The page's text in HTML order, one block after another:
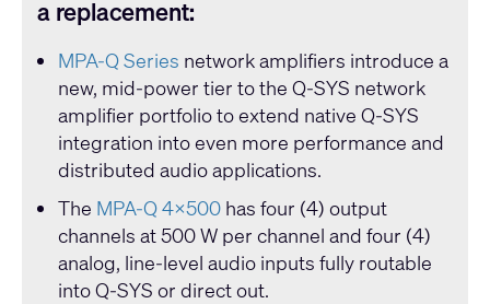
a replacement:
MPA-Q Series network amplifiers introduce a
new, mid-power tier to the Q-SYS network
amplifier portfolio to extend native Q-SYS
integration into even more performance and
distributed audio applications.
The MPA-Q 4x500has four (4) output
channels at 500 W per channel and four (4)
analog, line-level audio inputs fully routable
into Q-SYS or direct out.